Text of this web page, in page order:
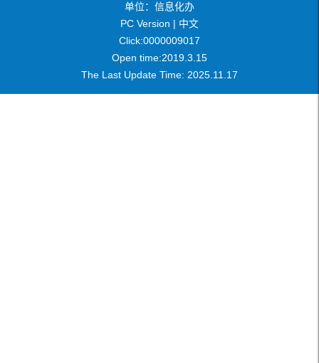
单位：信息化办
PC Version | 中文
Click:0000009017
Open time:2019 3 15
The Last Update Time: 2025 11 17